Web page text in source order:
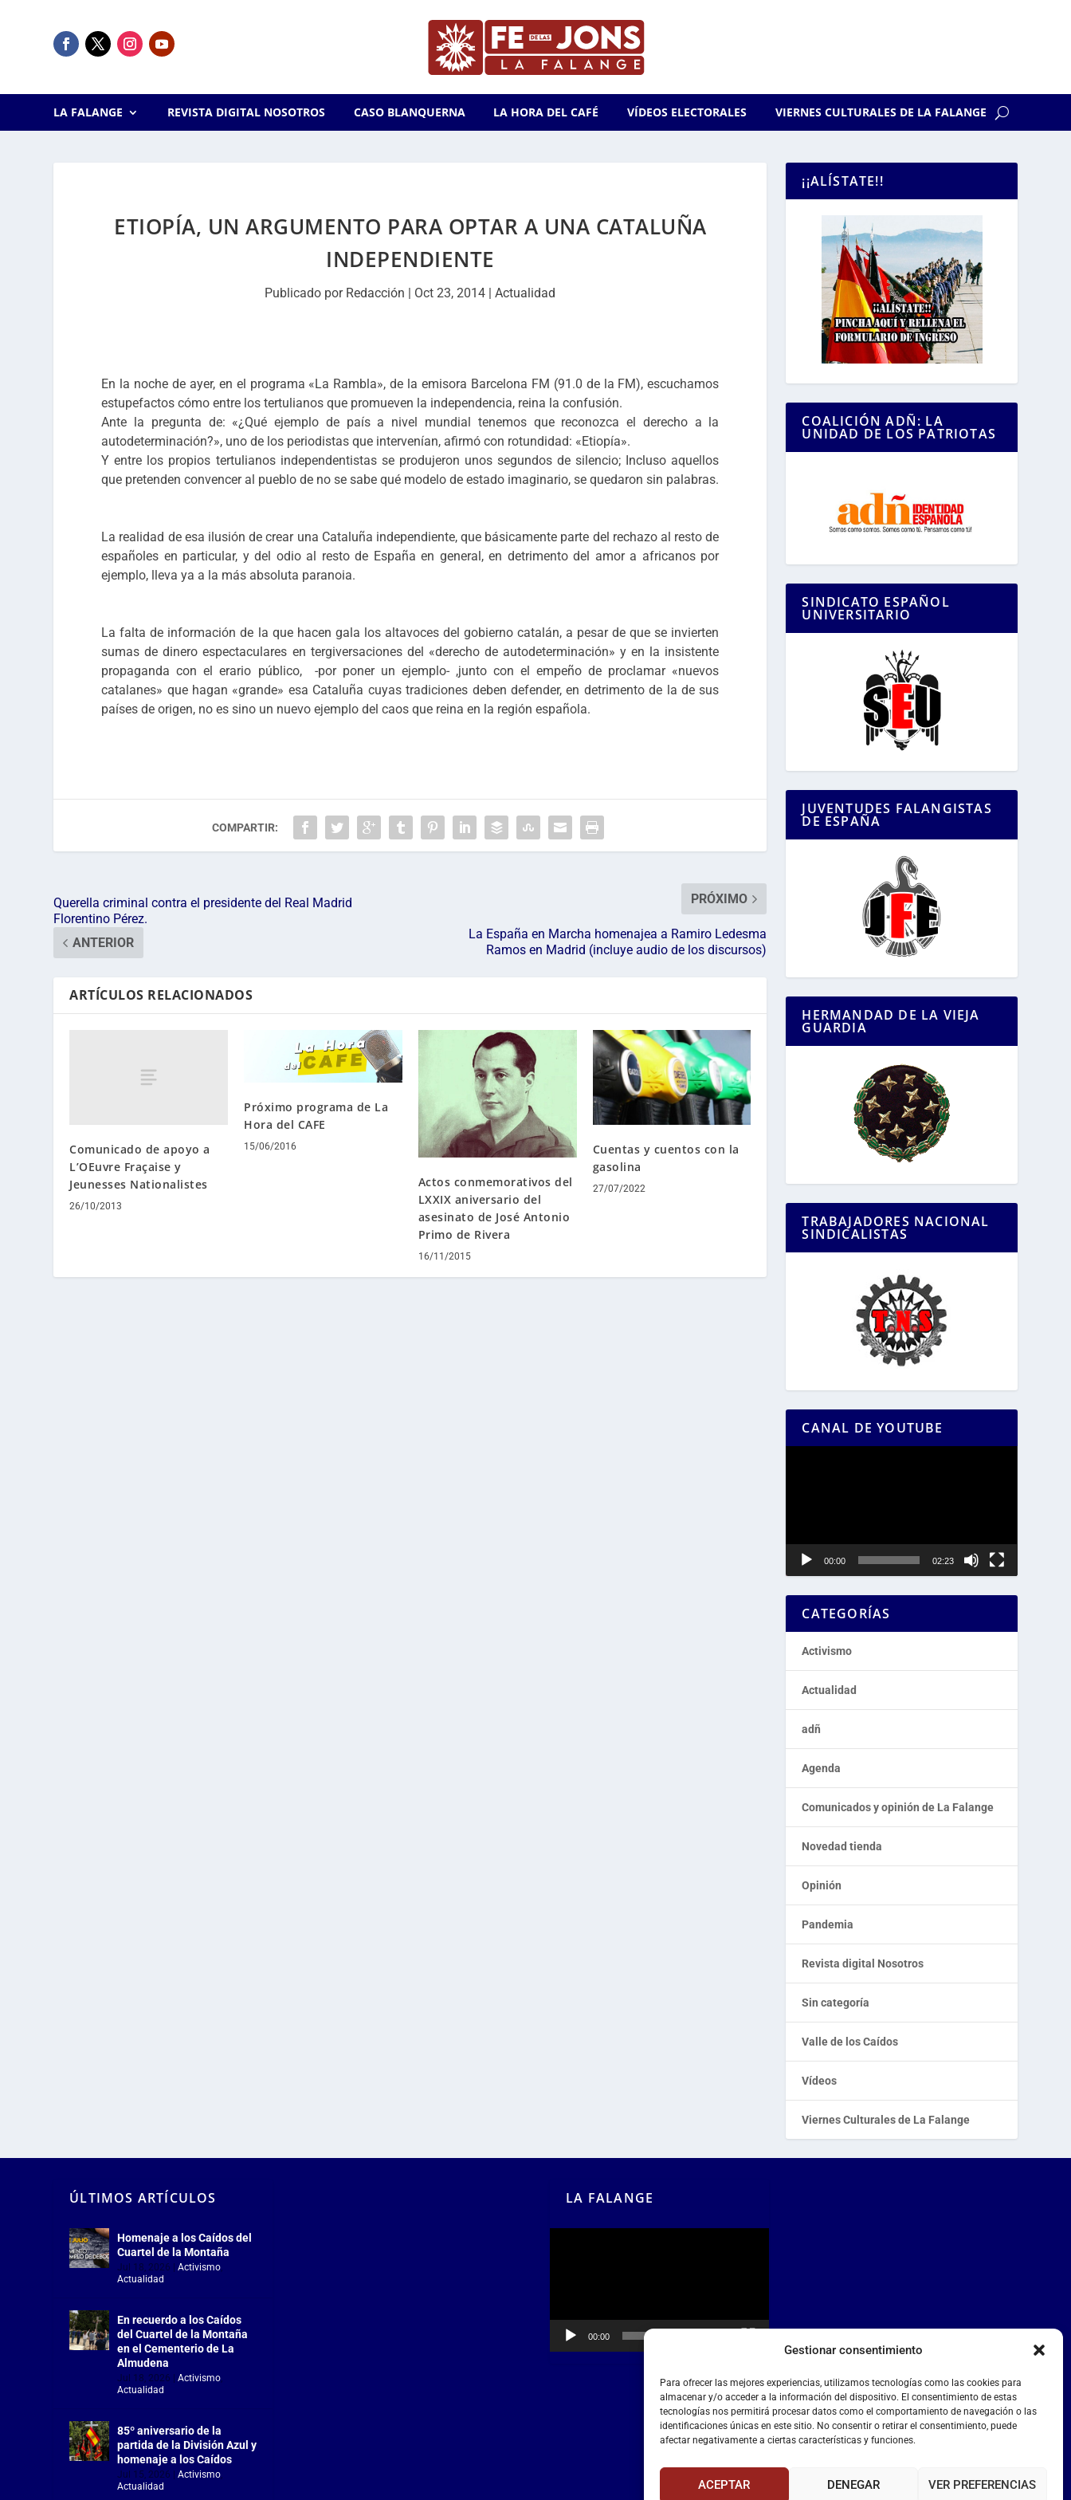
Gestionar consentimiento
Para ofrecer las mejores experiencias, utilizamos tecnologías como las cookies para
almacenar y/o acceder a la información del dispositivo. El consentimiento de estas
tecnologías nos permitirá procesar datos como el comportamiento de navegación o las
identificaciones únicas en este sitio. No consentir o retirar el consentimiento, puede
afectar negativamente a ciertas características y funciones.
ACEPTAR DENEGAR VER PREFERENCIAS
LA FALANGE REVISTA DIGITAL NOSOTROS CASO BLANQUERNA LA HORA DEL CAFÉ VÍDEOS ELECTORALES VIERNES CULTURALES DE LA FALANGE
ETIOPÍA, UN ARGUMENTO PARA OPTAR A UNA CATALUÑA
INDEPENDIENTE
Publicado por Redacción | Oct 23, 2014 |Actualidad
En la noche de ayer, en el programa «La Rambla», de la emisora Barcelona FM (91.0 de la FM), escuchamos
estupefactos cómo entre los tertulianos que promueven la independencia, reina la confusión.
Ante la pregunta de: «¿Qué ejemplo de país a nivel mundial tenemos que reconozca el derecho a la
autodeterminación?», uno de los periodistas que intervenían, afirmó con rotundidad: «Etiopía».
Y entre los propios tertulianos independentistas se produjeron unos segundos de silencio; Incluso aquellos
que pretenden convencer al pueblo de no se sabe qué modelo de estado imaginario, se quedaron sin palabras.
La realidad de esa ilusión de crear una Cataluña independiente, que básicamente parte del rechazo al resto de
españoles en particular, y del odio al resto de España en general, en detrimento del amor a africanos por
ejemplo, lleva ya a la más absoluta paranoia.
La falta de información de la que hacen gala los altavoces del gobierno catalán, a pesar de que se invierten
sumas de dinero espectaculares en tergiversaciones del «derecho de autodeterminación» y en la insistente
propaganda con el erario público, -por poner un ejemplo- ,junto con el empeño de proclamar «nuevos
catalanes» que hagan «grande» esa Cataluña cuyas tradiciones deben defender, en detrimento de la de sus
países de origen, no es sino un nuevo ejemplo del caos que reina en la región española.
COMPARTIR:
Querella criminal contra el presidente del Real Madrid
Florentino Pérez.
ANTERIOR
PRÓXIMO
La España en Marcha homenajea a Ramiro Ledesma
Ramos en Madrid (incluye audio de los discursos)
ARTÍCULOS RELACIONADOS
Comunicado de apoyo a
L’OEuvre Fraçaise y
Jeunesses Nationalistes
26/10/2013
Próximo programa de La
Hora del CAFE
15/06/2016
Actos conmemorativos del
LXXIX aniversario del
asesinato de José Antonio
Primo de Rivera
16/11/2015
Cuentas y cuentos con la
gasolina
27/07/2022
¡¡ALÍSTATE!!
COALICIÓN ADÑ: LA
UNIDAD DE LOS PATRIOTAS
SINDICATO ESPAÑOL
UNIVERSITARIO
JUVENTUDES FALANGISTAS
DE ESPAÑA
HERMANDAD DE LA VIEJA
GUARDIA
TRABAJADORES NACIONAL
SINDICALISTAS
CANAL DE YOUTUBE
00:00 02:23
CATEGORÍAS
Activismo
Actualidad
adñ
Agenda
Comunicados y opinión de La Falange
Novedad tienda
Opinión
Pandemia
Revista digital Nosotros
Sin categoría
Valle de los Caídos
Vídeos
Viernes Culturales de La Falange
ÚLTIMOS ARTÍCULOS
Homenaje a los Caídos del
Cuartel de la Montaña
Jul 18, 2026 |Activismo,
Actualidad
En recuerdo a los Caídos
del Cuartel de la Montaña
en el Cementerio de La
Almudena
Jul 18, 2026 |Activismo,
Actualidad
85º aniversario de la
partida de la División Azul y
homenaje a los Caídos
Jul 15, 2026 |Activismo,
Actualidad
LA FALANGE
00:00